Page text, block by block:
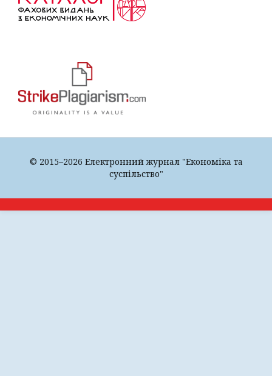
© 2015–2026 Електронний журнал "Економіка та
суспільство"